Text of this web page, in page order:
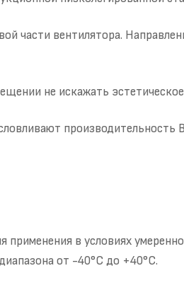
части вентилятора.
не искажать
в условиях
от -40°С до +40°С.